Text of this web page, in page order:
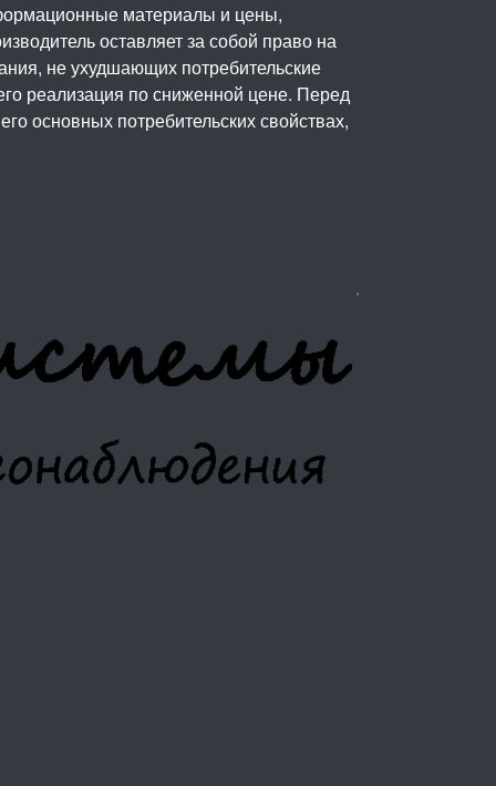
материалы и цены,
оставляет за собой право на
не ухудшающих потребительские
реализация по сниженной цене. Перед
основных потребительских свойствах,